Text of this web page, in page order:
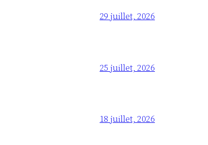
29 juillet, 2026
25 juillet, 2026
18 juillet, 2026